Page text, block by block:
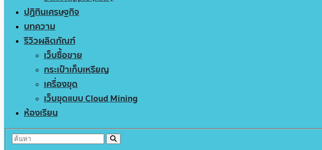
ปฏิทินเศรษฐกิจ
บทความ
รีวิวผลิตภัณฑ์
เว็บซื้อขาย
กระเป๋าเก็บเหรียญ
เครื่องขุด
เว็บขุดแบบ Cloud Mining
ห้องเรียน